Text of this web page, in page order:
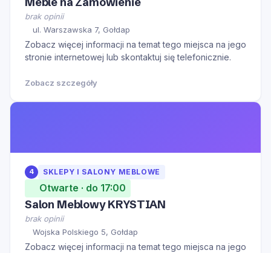
brak opinii
ul. Warszawska 7, Gołdap
Zobacz więcej informacji na temat tego miejsca na jego
stronie internetowej lub skontaktuj się telefonicznie.
Zobacz szczegóły
4 SKLEPY I SALONY MEBLOWE
Otwarte · do 17:00
Salon Meblowy KRYSTIAN
brak opinii
Wojska Polskiego 5, Gołdap
Zobacz więcej informacji na temat tego miejsca na jego